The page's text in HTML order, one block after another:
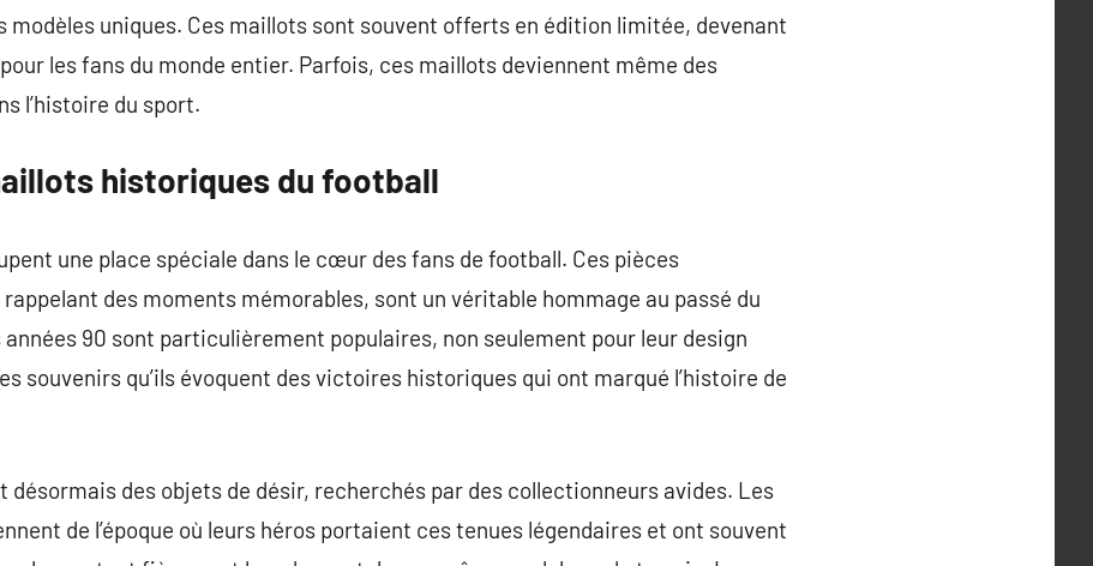
modèles uniques. Ces maillots sont souvent offerts en édition limitée, devenant
les fans du monde entier. Parfois, ces maillots deviennent même des
l’histoire du sport.
historiques du football
une place spéciale dans le cœur des fans de football. Ces pièces
des moments mémorables, sont un véritable hommage au passé du
90 sont particulièrement populaires, non seulement pour leur design
souvenirs qu’ils évoquent des victoires historiques qui ont marqué l’histoire de
désormais des objets de désir, recherchés par des collectionneurs avides. Les
de l’époque où leurs héros portaient ces tenues légendaires et ont souvent